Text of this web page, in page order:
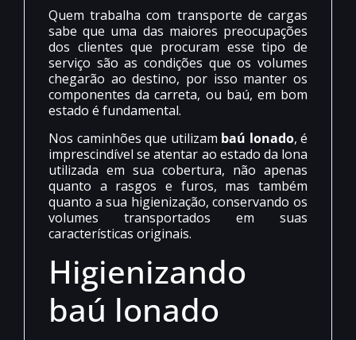
Quem trabalha com transporte de cargas
sabe que uma das maiores preocupações
dos clientes que procuram esse tipo de
serviço são as condições que os volumes
chegarão ao destino, por isso manter os
componentes da carreta, ou baú, em bom
estado é fundamental.
Nos caminhões que utilizam baú lonado, é
imprescindível se atentar ao estado da lona
utilizada em sua cobertura, não apenas
quanto a rasgos e furos, mas também
quanto a sua higienização, conservando os
volumes transportados em suas
características originais.
Higienizando
baú lonado